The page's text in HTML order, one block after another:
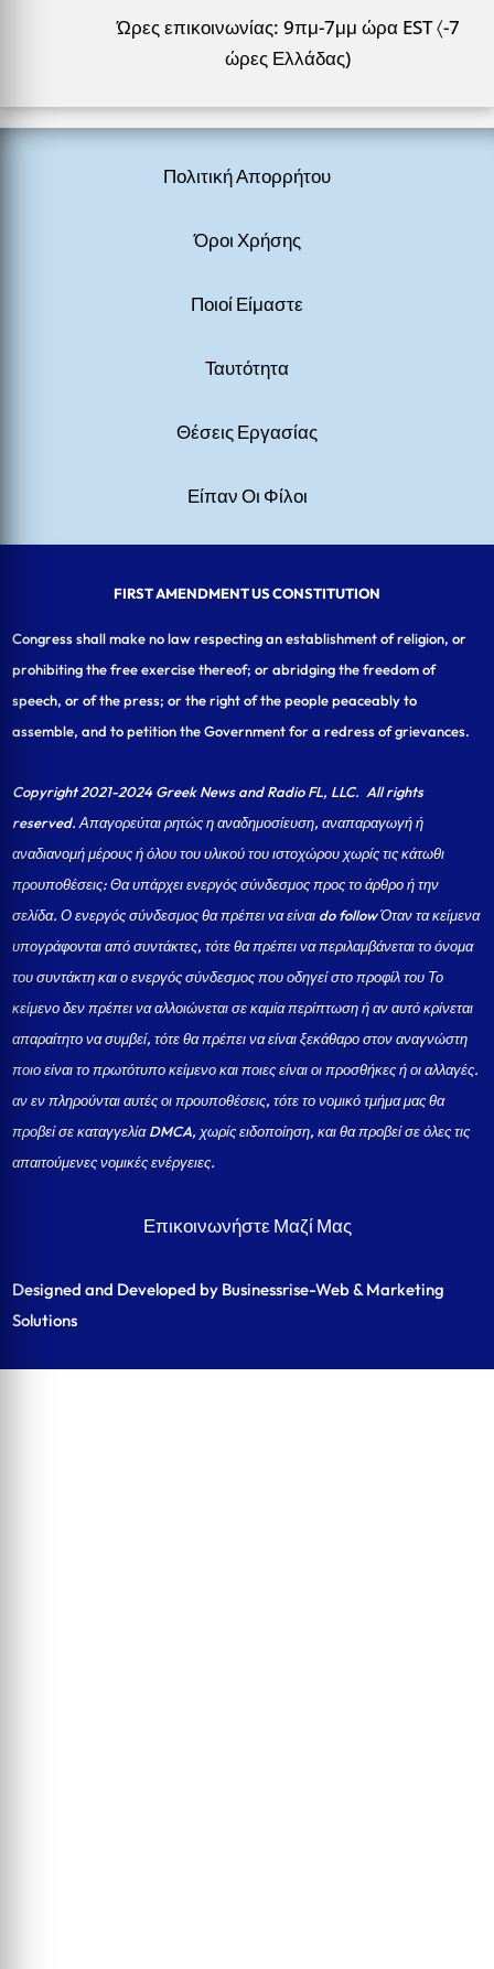
Ώρες επικοινωνίας: 9πμ-7μμ ώρα EST 〈-7
ώρες Ελλάδας)
Πολιτική Απορρήτου
Όροι Χρήσης
Ποιοί Είμαστε
Ταυτότητα
Θέσεις Εργασίας
Είπαν Οι Φίλοι
FIRST AMENDMENT US CONSTITUTION
Congress shall make no law respecting an establishment of religion, or
prohibiting the free exercise thereof; or abridging the freedom of
speech, or of the press; or the right of the people peaceably to
assemble, and to petition the Government for a redress of grievances.
Copyright 2021-2024 Greek News and Radio FL, LLC. All rights
reserved. Απαγορεύται ρητώς η αναδημοσίευση, αναπαραγωγή ή
αναδιανομή μέρους ή όλου του υλικού του ιστοχώρου χωρίς τις κάτωθι
προυποθέσεις: Θα υπάρχει ενεργός σύνδεσμος προς το άρθρο ή την
σελίδα.Ο ενεργός σύνδεσμος θα πρέπει να είναι do follow Όταν τα κείμενα
υπογράφονται από συντάκτες, τότε θα πρέπει να περιλαμβάνεται το όνομα
του συντάκτη και ο ενεργός σύνδεσμος που οδηγεί στο προφίλ του Το
κείμενο δεν πρέπει να αλλοιώνεται σε καμία περίπτωση ή αν αυτό κρίνεται
απαραίτητο να συμβεί, τότε θα πρέπει να είναι ξεκάθαρο στον αναγνώστη
ποιο είναι το πρωτότυπο κείμενο και ποιες είναι οι προσθήκες ή οι αλλαγές.
αν εν πληρούνται αυτές οι προυποθέσεις, τότε το νομικό τμήμα μας θα
προβεί σε καταγγελία DMCA, χωρίς ειδοποίηση, και θα προβεί σε όλες τις
απαιτούμενες νομικές ενέργειες.
Επικοινωνήστε Μαζί Μας
Designed and Developed by Businessrise-Web & Marketing
Solutions